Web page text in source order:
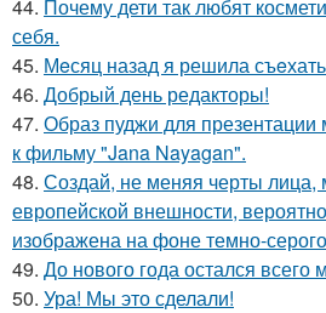
44. Почему дети так любят
себя.
45. Мeсяц назад я решила
46. Добрый день редакторы!
47. Образ пуджи для презентации
к фильму "Jana Nayagan".
48. Создай, не меняя черты
европейской внешности,
изображена на фоне темно-
49. До нового года остался всего
50. Ура! Мы это сделали!